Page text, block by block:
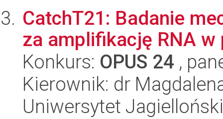
CatchT21: Badanie
za amplifikację RNA
Konkurs: OPUS 24 ,
Kierownik: dr
Uniwersytet